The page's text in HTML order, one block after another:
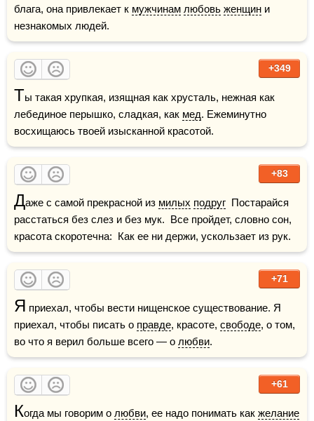
блага, она привлекает к мужчинам любовь женщин и
незнакомых людей.
+349
Ты такая хрупкая, изящная как хрусталь, нежная как
лебединое перышко, сладкая, как мед. Ежеминутно
восхищаюсь твоей изысканной красотой.
+83
Даже с самой прекрасной из милых подруг
  Постарайся
расстаться без слез и без мук.  Все пройдет, словно сон,
красота скоротечна:  Как ее ни держи, ускользает из рук.
+71
Я приехал, чтобы вести нищенское существование. Я
приехал, чтобы писать о правде, красоте, свободе, о том,
во что я верил больше всего — о любви.
+61
Когда мы говорим о любви, ее надо понимать как желание